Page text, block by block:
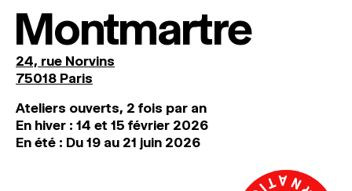
Montmartre
24, rue Norvins
75018 Paris
Ateliers ouverts, 2 fois par an
En hiver : 14 et 15 février 2026
En été : Du 19 au 21 juin 2026